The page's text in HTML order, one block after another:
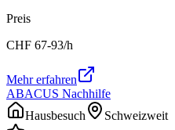
Preis
CHF 67-93/h
Mehr erfahren
ABACUS Nachhilfe
Hausbesuch
Schweizweit